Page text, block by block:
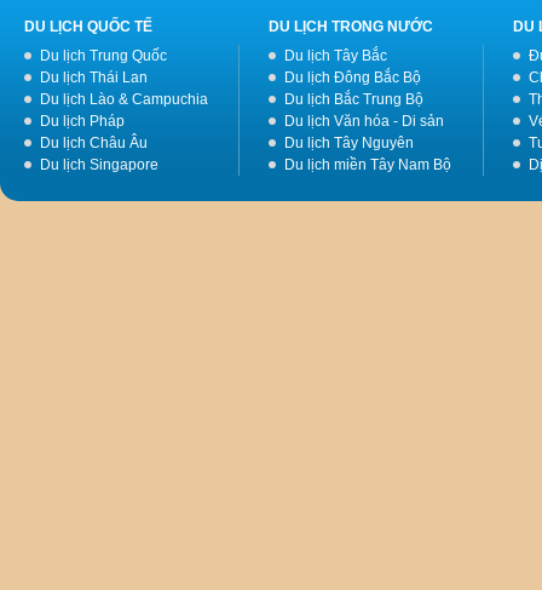
DU LỊCH QUỐC TẾ
Du lịch Trung Quốc
Du lịch Thái Lan
Du lịch Lào & Campuchia
Du lịch Pháp
Du lịch Châu Âu
Du lịch Singapore
DU LỊCH TRONG NƯỚC
Du lịch Tây Bắc
Du lịch Đông Bắc Bộ
Du lịch Bắc Trung Bộ
Du lịch Văn hóa - Di sản
Du lịch Tây Nguyên
Du lịch miền Tây Nam Bộ
DU